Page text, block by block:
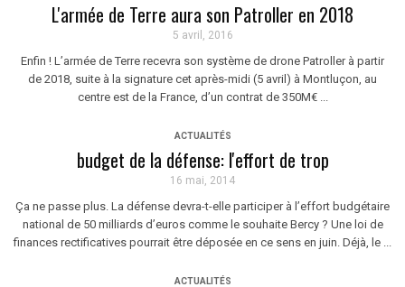
L'armée de Terre aura son Patroller en 2018
5 avril, 2016
Enfin ! L’armée de Terre recevra son système de drone Patroller à partir
de 2018, suite à la signature cet après-midi (5 avril) à Montluçon, au
centre est de la France, d’un contrat de 350M€ ...
ACTUALITÉS
budget de la défense: l'effort de trop
16 mai, 2014
Ça ne passe plus. La défense devra-t-elle participer à l’effort budgétaire
national de 50 milliards d’euros comme le souhaite Bercy ? Une loi de
finances rectificatives pourrait être déposée en ce sens en juin. Déjà, le ...
ACTUALITÉS